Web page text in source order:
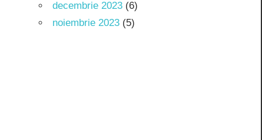
decembrie 2023(6)
noiembrie 2023(5)